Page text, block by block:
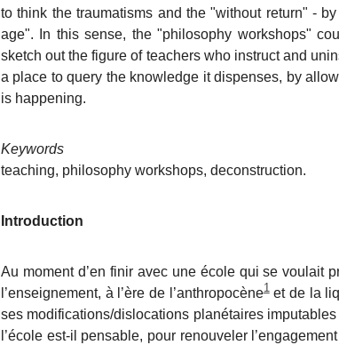
to think the traumatisms and the "without return" -
age". In this sense, the "philosophy workshops"
sketch out the figure of teachers who instructand
a place to query the knowledge it dispenses, by
is happening.
Keywords
teaching, philosophy workshops, deconstruction.
Introduction
Au moment d’en finir avec une école qui se voulait
l’enseignement, à l’ère de l’anthropocène1 et de la
ses modifications/dislocations planétaires
l’école est-il pensable, pour renouveler